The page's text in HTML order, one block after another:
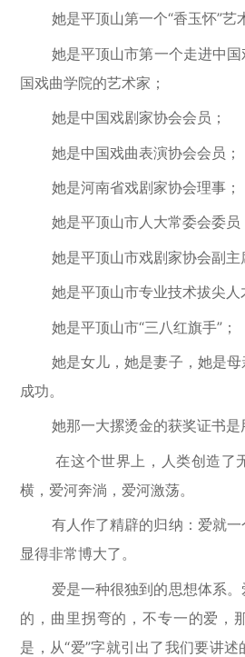
她是平顶山第一个“香玉怀”艺
她是平顶山市第一个走进中
国戏曲学院的艺术家；
她是中国戏剧家协会会员；
她是中国戏曲表演协会会员；
她是河南省戏剧家协会理事；
她是平顶山市人大常委会委员
她是平顶山市戏剧家协会副主
她是平顶山市专业技术拔尖人
她是平顶山市“三八红旗手”；
她是女儿，她是妻子，她是
成功。
她那一大摞烫金的获奖证书是
在这个世界上，人类创造了
横，爱河奔淌，爱河激荡。
有人作了精辟的归纳：爱就
显得非常博大了。
爱是一种很独到的思想体系
的，曲里拐弯的，不专一的爱，
是，从“爱”字就引出了我们要讲